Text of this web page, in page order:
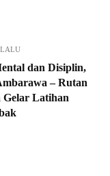
dan Disiplin,
– Rutan
Gelar Latihan